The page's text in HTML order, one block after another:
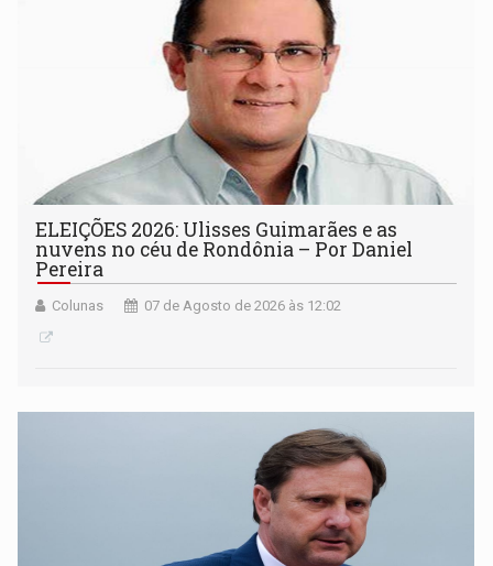
ELEIÇÕES 2026: Ulisses Guimarães e as
nuvens no céu de Rondônia – Por Daniel
Pereira
Colunas 07 de Agosto de 2026 às 12:02